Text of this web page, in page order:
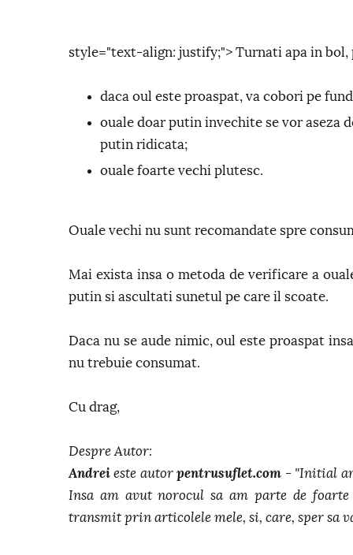
style="text-align: justify;"> Turnati apa in bol,
daca oul este proaspat, va cobori pe
ouale doar putin invechite se vor aseza
putin ridicata;
ouale foarte vechi plutesc.
Ouale vechi nu sunt recomandate spre
Mai exista insa o metoda de verificare a
putin si ascultati sunetul pe care il scoate.
Daca nu se aude nimic, oul este proaspat
nu trebuie consumat.
Cu drag,
Despre Autor:
Andrei este autorpentrusuflet.com - "Initial
Insa am avut norocul sa am parte de
transmit prin articolele mele, si, care, sper sa